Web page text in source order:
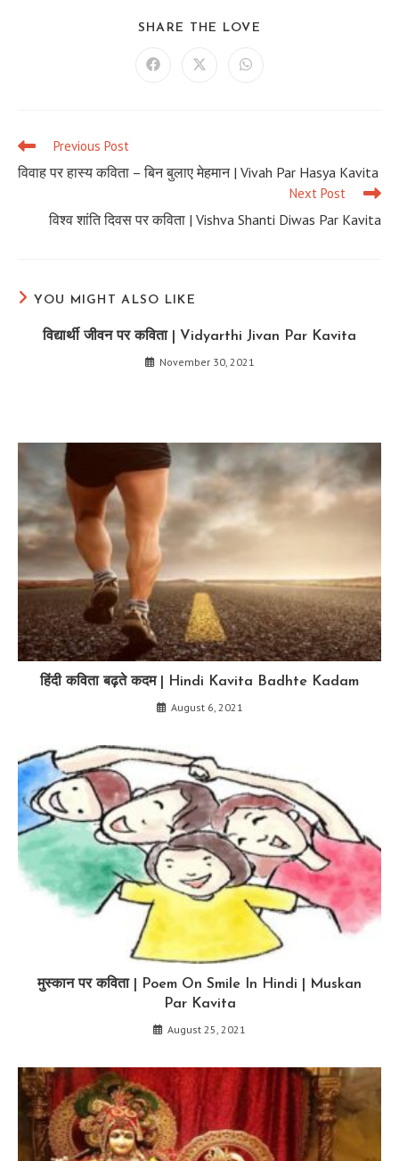
SHARE THE LOVE
Opens Opens Opens
Read
more
articles
Previous Post
विवाह पर हास्य कविता – बिन बुलाए मेहमान | Vivah Par Hasya Kavita
Next Post
विश्व शांति दिवस पर कविता | Vishva Shanti Diwas Par Kavita
YOU MIGHT ALSO LIKE
विद्यार्थी जीवन पर कविता | Vidyarthi Jivan Par Kavita
November 30, 2021
हिंदी कविता बढ़ते कदम | Hindi Kavita Badhte Kadam
August 6, 2021
मुस्कान पर कविता | Poem On Smile In Hindi | Muskan
Par Kavita
August 25, 2021